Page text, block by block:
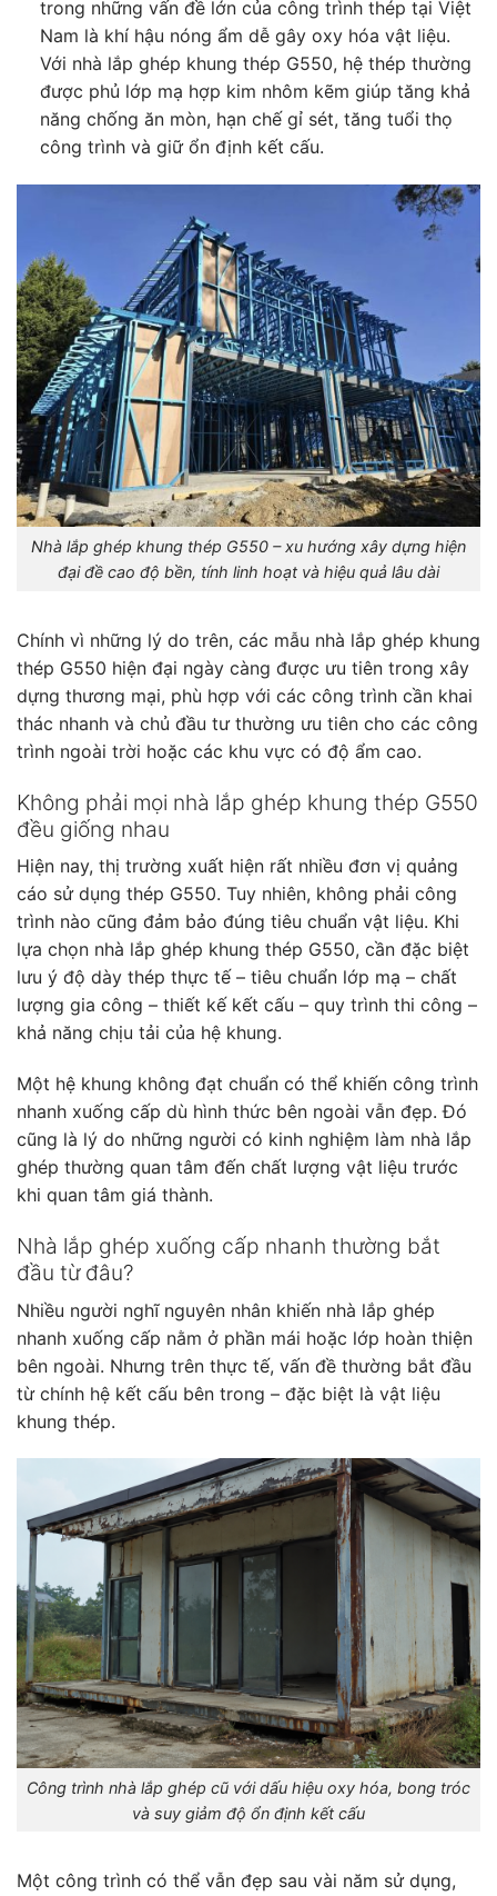
trong những vấn đề lớn của công trình thép tại Việt
Nam là khí hậu nóng ẩm dễ gây oxy hóa vật liệu.
Với nhà lắp ghép khung thép G550, hệ thép thường
được phủ lớp mạ hợp kim nhôm kẽm giúp tăng khả
năng chống ăn mòn, hạn chế gỉ sét, tăng tuổi thọ
công trình và giữ ổn định kết cấu.
Nhà lắp ghép khung thép G550 – xu hướng xây dựng hiện
đại đề cao độ bền, tính linh hoạt và hiệu quả lâu dài
Chính vì những lý do trên, các mẫu nhà lắp ghép khung
thép G550 hiện đại ngày càng được ưu tiên trong xây
dựng thương mại, phù hợp với các công trình cần khai
thác nhanh và chủ đầu tư thường ưu tiên cho các công
trình ngoài trời hoặc các khu vực có độ ẩm cao.
Không phải mọi nhà lắp ghép khung thép G550
đều giống nhau
Hiện nay, thị trường xuất hiện rất nhiều đơn vị quảng
cáo sử dụng thép G550. Tuy nhiên, không phải công
trình nào cũng đảm bảo đúng tiêu chuẩn vật liệu. Khi
lựa chọn nhà lắp ghép khung thép G550, cần đặc biệt
lưu ý độ dày thép thực tế – tiêu chuẩn lớp mạ – chất
lượng gia công – thiết kế kết cấu – quy trình thi công –
khả năng chịu tải của hệ khung.
Một hệ khung không đạt chuẩn có thể khiến công trình
nhanh xuống cấp dù hình thức bên ngoài vẫn đẹp. Đó
cũng là lý do những người có kinh nghiệm làm nhà lắp
ghép thường quan tâm đến chất lượng vật liệu trước
khi quan tâm giá thành.
Nhà lắp ghép xuống cấp nhanh thường bắt
đầu từ đâu?
Nhiều người nghĩ nguyên nhân khiến nhà lắp ghép
nhanh xuống cấp nằm ở phần mái hoặc lớp hoàn thiện
bên ngoài. Nhưng trên thực tế, vấn đề thường bắt đầu
từ chính hệ kết cấu bên trong – đặc biệt là vật liệu
khung thép.
Công trình nhà lắp ghép cũ với dấu hiệu oxy hóa, bong tróc
và suy giảm độ ổn định kết cấu
Một công trình có thể vẫn đẹp sau vài năm sử dụng,